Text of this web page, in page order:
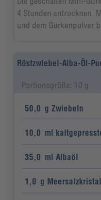
4 Stunden antrocknen.
und dem Gurkenpulver
Röstzwiebel-Alba-Öl-
Portionsgröße: 10 g
50,0 g Zwiebeln
10,0 ml
35,0 ml Albaöl
1,0 g